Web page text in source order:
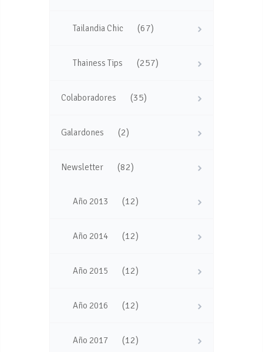
Tailandia Chic (67)
Thainess Tips (257)
Colaboradores (35)
Galardones (2)
Newsletter (82)
Año 2013 (12)
Año 2014 (12)
Año 2015 (12)
Año 2016 (12)
Año 2017 (12)